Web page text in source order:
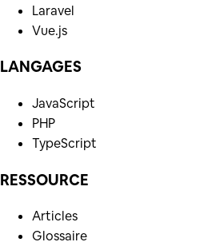
Laravel
Vue.js
LANGAGES
JavaScript
PHP
TypeScript
RESSOURCE
Articles
Glossaire